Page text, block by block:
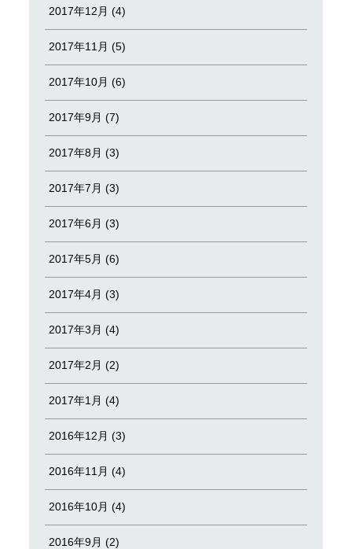
2017年12月 (4)
2017年11月 (5)
2017年10月 (6)
2017年9月 (7)
2017年8月 (3)
2017年7月 (3)
2017年6月 (3)
2017年5月 (6)
2017年4月 (3)
2017年3月 (4)
2017年2月 (2)
2017年1月 (4)
2016年12月 (3)
2016年11月 (4)
2016年10月 (4)
2016年9月 (2)